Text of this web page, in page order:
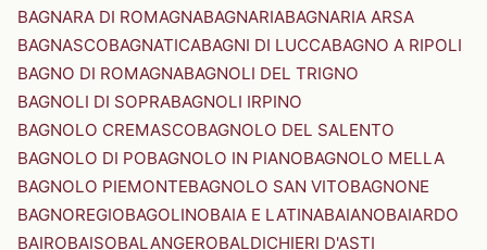
BAGNARA DI ROMAGNABAGNARIABAGNARIA ARSA
BAGNASCOBAGNATICABAGNI DI LUCCABAGNO A RIPOLI
BAGNO DI ROMAGNABAGNOLI DEL TRIGNO
BAGNOLI DI SOPRABAGNOLI IRPINO
BAGNOLO CREMASCOBAGNOLO DEL SALENTO
BAGNOLO DI POBAGNOLO IN PIANOBAGNOLO MELLA
BAGNOLO PIEMONTEBAGNOLO SAN VITOBAGNONE
BAGNOREGIOBAGOLINOBAIA E LATINABAIANOBAIARDO
BAIROBAISOBALANGEROBALDICHIERI D'ASTI